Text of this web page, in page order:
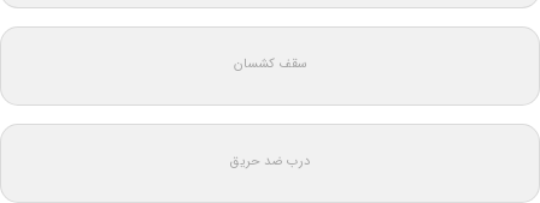
سقف کشسان
درب ضد حریق